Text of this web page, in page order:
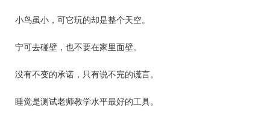
小鸟虽小，可它玩的却是整个天空。
宁可去碰壁，也不要在家里面壁。
没有不变的承诺，只有说不完的谎言。
睡觉是测试老师教学水平最好的工具。